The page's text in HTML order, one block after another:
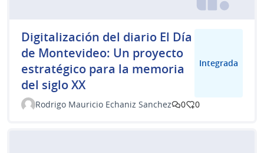
Digitalización del diario El Día
de Montevideo: Un proyecto
estratégico para la memoria
del siglo XX
Integrada
Rodrigo Mauricio Echaniz Sanchez 0 0